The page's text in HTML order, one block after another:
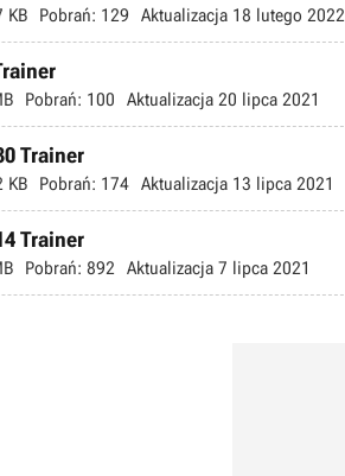
KB Pobrań: 129 Aktualizacja 18 lutego 2022
Pobrań: 100 Aktualizacja 20 lipca 2021
Trainer
KB Pobrań: 174 Aktualizacja 13 lipca 2021
Trainer
Pobrań: 892 Aktualizacja 7 lipca 2021